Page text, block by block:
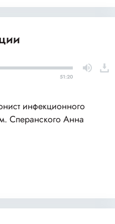
51:20
инфекционного
Сперанского Анна